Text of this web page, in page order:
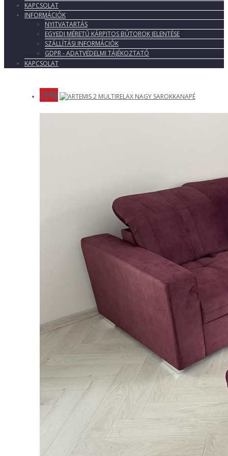
KAPCSOLAT
INFORMÁCIÓK
NYITVATARTÁS
EGYEDI MÉRETŰ KÁRPITOS BÚTOROK JELENTÉSE
SZÁLLÍTÁSI INFORMÁCIÓK
GDPR - ADATVÉDELMI TÁJÉKOZTATÓ
KAPCSOLAT
-5%